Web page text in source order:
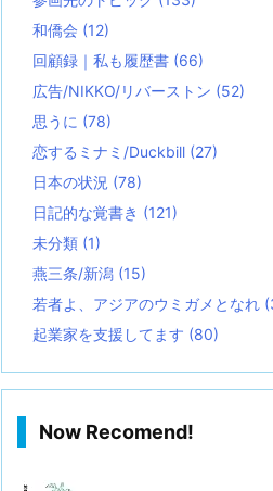
和僑会 (12)
回顧録｜私も履歴書 (66)
広告/NIKKO/リバーストン (52)
思うに (78)
恋するミナミ/Duckbill (27)
日本の状況 (78)
日記的な覚書き (121)
未分類 (1)
燕三条/新潟 (15)
若者よ、アジアのウミガメとなれ
起業家を支援してます (80)
Now Recomend!